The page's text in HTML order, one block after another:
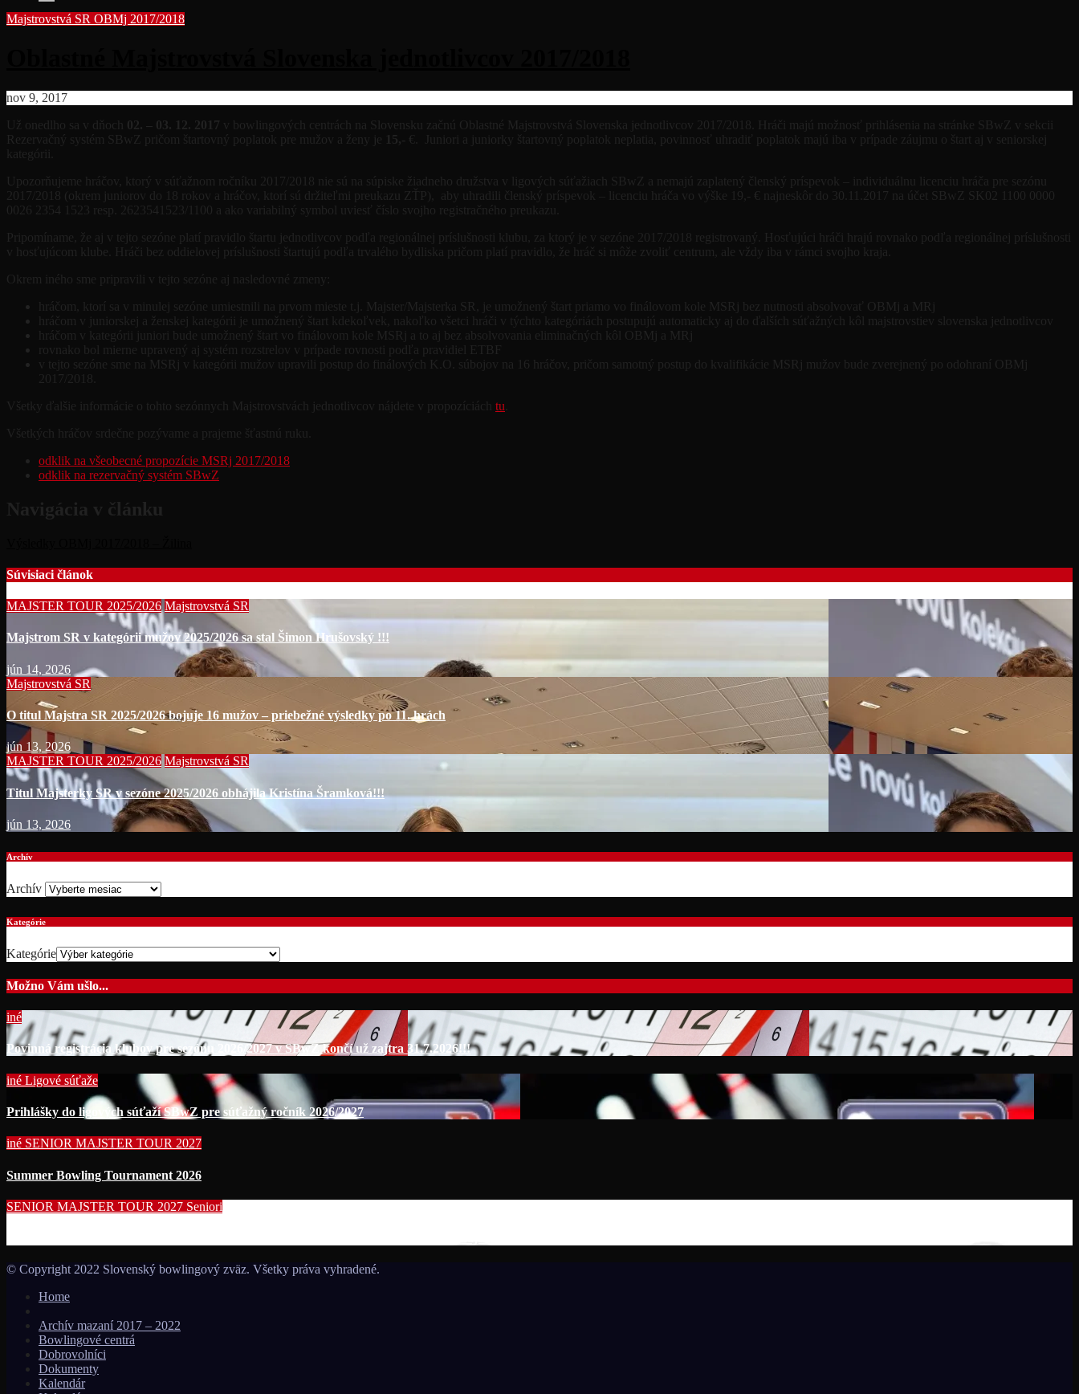
Majstrovstvá SR OBMj 2017/2018
nov 9, 2017
Už onedlho sa v dňoch 02. – 03. 12. 2017 v bowlingových centrách na Slovensku začnú Oblastné Majstrovstvá Slovenska jednotlivcov 2017/2018. Hráči majú možnosť prihlásenia na stránke SBwZ v sekcii
Rezervačný systém SBwZ pričom štartovný poplatok pre mužov a ženy je
15,- €. Juniori a juniorky štartovný poplatok neplatia, povinnosť uhradiť poplatok majú iba v prípade záujmu o štart aj v seniorskej
kategórii.
Upozorňujeme hráčov, ktorý v súťažnom ročníku 2017/2018 nie sú na súpiske žiadneho družstva v ligových súťažiach SBwZ a nemajú zaplatený členský príspevok – individuálnu licenciu hráča pre sezónu
2017/2018 (okrem juniorov do 18 rokov a hráčov, ktorí sú držiteľmi preukazu ZŤP), aby uhradili členský príspevok – licenciu hráča vo výške 19,- € najneskôr do 30.11.2017 na účet SBwZ SK02 1100 0000
0026 2354 1523 resp. 2623541523/1100 a ako variabilný symbol uviesť číslo svojho registračného preukazu.
Pripomíname, že aj v tejto sezóne platí pravidlo štartu jednotlivcov podľa regionálnej príslušnosti klubu, za ktorý je v sezóne 2017/2018 registrovaný. Hosťujúci hráči hrajú rovnako podľa regionálnej príslušnosti
v hosťujúcom klube. Hráči bez oddielovej príslušnosti štartujú podľa trvalého bydliska pričom platí pravidlo, že hráč si môže zvoliť centrum, ale vždy iba v rámci svojho kraja.
Okrem iného sme pripravili v tejto sezóne aj nasledovné zmeny:
hráčom, ktorí sa v minulej sezóne umiestnili na prvom mieste t.j. Majster/Majsterka SR, je umožnený štart priamo vo finálovom kole MSRj bez nutnosti absolvovať OBMj a MRj
hráčom v juniorskej a ženskej kategórii je umožnený štart kdekoľvek, nakoľko všetci hráči v týchto kategóriách postupujú automaticky aj do ďalších súťažných kôl majstrovstiev slovenska jednotlivcov
hráčom v kategórii juniori bude umožnený štart vo finálovom kole MSRj a to aj bez absolvovania eliminačných kôl OBMj a MRj
rovnako bol mierne upravený aj systém rozstrelov v prípade rovnosti podľa pravidiel ETBF
v tejto sezóne sme na MSRj v kategórii mužov upravili postup do finálových K.O. súbojov na 16 hráčov, pričom samotný postup do kvalifikácie MSRj mužov bude zverejnený po odohraní OBMj
2017/2018.
Všetky ďalšie informácie o tohto sezónnych Majstrovstvách jednotlivcov nájdete v propozíciách tu
Všetkých hráčov srdečne pozývame a prajeme šťastnú ruku.
odklik na všeobecné propozície MSRj 2017/2018
odklik na rezervačný systém SBwZ
Navigácia v článku
Súvisiaci článok
MAJSTER TOUR 2025/2026 Majstrovstvá SR
Majstrom SR v kategórii mužov 2025/2026 sa stal Šimon Hrušovský !!!
jún 14, 2026
Majstrovstvá SR
O titul Majstra SR 2025/2026 bojuje 16 mužov – priebežné výsledky po 11. hrách
jún 13, 2026
MAJSTER TOUR 2025/2026 Majstrovstvá SR
Titul Majsterky SR v sezóne 2025/2026 obhájila Kristína Šramková!!!
jún 13, 2026
Archív
Archív
Kategórie
Kategórie
Možno Vám ušlo...
iné
Povinná registrácia klubov pre sezónu 2026/2027 v SBwZ končí už zajtra 31.7.2026!!!
iné Ligové súťaže
Prihlášky do ligových súťaží SBwZ pre súťažný ročník 2026/2027
iné SENIOR MAJSTER TOUR 2027
Summer Bowling Tournament 2026
SENIOR MAJSTER TOUR 2027 Seniori
© Copyright 2022 Slovenský bowlingový zväz. Všetky práva vyhradené.
Home
Archív mazaní 2017 – 2022
Bowlingové centrá
Dobrovolníci
Dokumenty
Kalendár